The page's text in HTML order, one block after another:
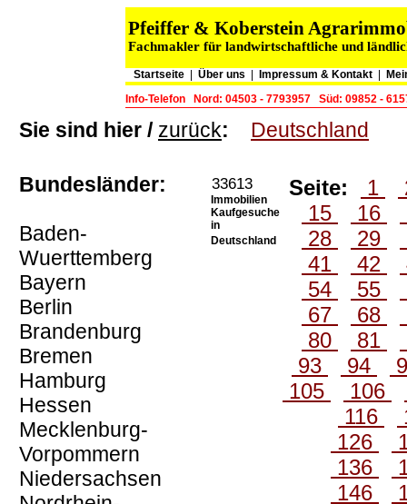
Pfeiffer & Koberstein
Fachmakler für landwirtschaftliche und
Startseite Über uns Impressum & Kontakt
Info-Telefon
Nord: 04503 - 7793957 Süd: 09852 -
Sie sind hier / zurück: Deutschland
Bundesländer:
Baden-
Wuerttemberg
Bayern
Berlin
Brandenburg
Bremen
Hamburg
Hessen
Mecklenburg-
Vorpommern
Niedersachsen
33613
Immobilien
Kaufgesuche
in
Deutschland
Seite: 1
15
16
28
29
41
42
54
55
67
68
80
81
93
94
105
106
116
126
136
146